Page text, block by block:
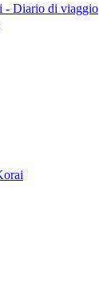
- Diario di viaggio